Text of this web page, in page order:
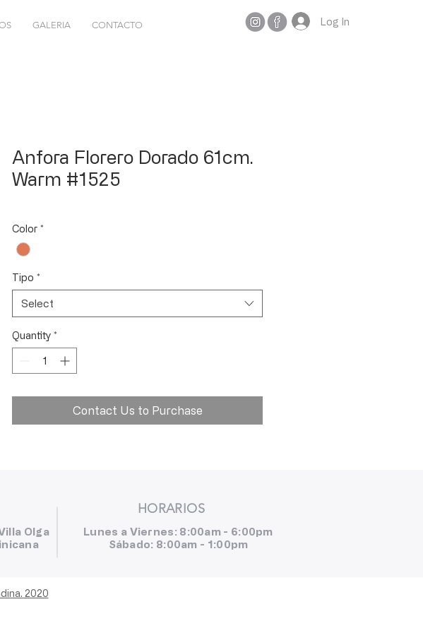
GALERIA CONTACTO Log In
Anfora Florero Dorado 61cm.
Warm #1525
Color *
Tipo *
Select
Quantity *
Contact Us to Purchase
HORARIOS
Olga
Lunes a Viernes: 8:00am - 6:00pm
Sábado: 8:00am - 1:00pm
2020